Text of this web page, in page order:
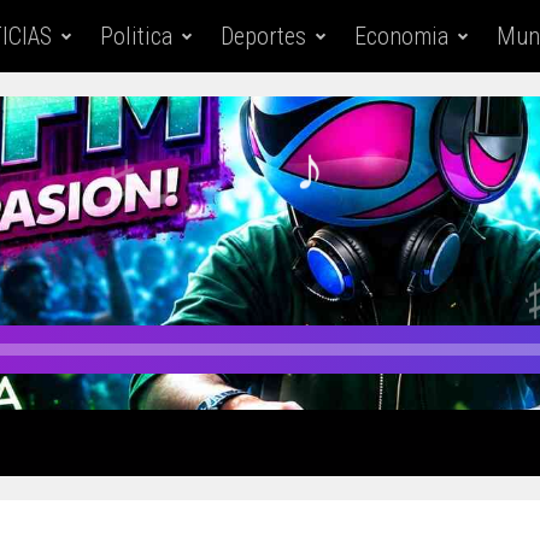
Politica Deportes Economia